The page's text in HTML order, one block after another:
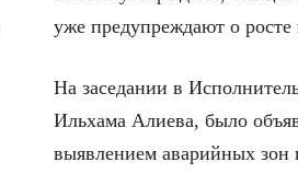
уже предупреждают о
На заседании в
Ильхама Алиева, было
выявлением аварийных зон